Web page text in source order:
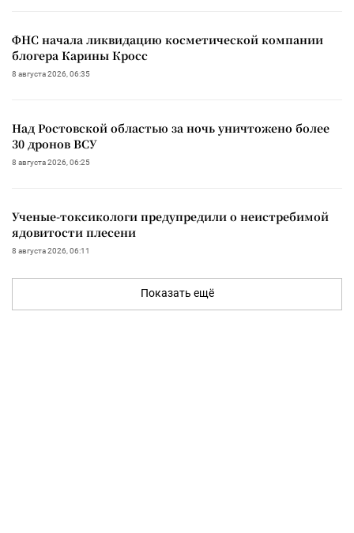
ФНС начала ликвидацию косметической компании
блогера Карины Кросс
8 августа 2026, 06:35
Над Ростовской областью за ночь уничтожено более
30 дронов ВСУ
8 августа 2026, 06:25
Ученые-токсикологи предупредили о неистребимой
ядовитости плесени
8 августа 2026, 06:11
Показать ещё